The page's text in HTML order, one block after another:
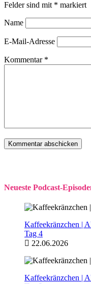
Felder sind mit * markiert
Name
E-Mail-Adresse
Kommentar *
Neueste Podcast-
Kaffeekränzchen |
Tag 4
22.06.2026
Kaffeekränzchen |